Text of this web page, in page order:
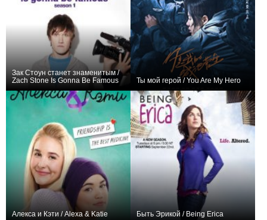
Зак Стоун станет знаменитым /
Zach Stone Is Gonna Be Famous
Ты мой герой / You Are My Hero
Алекса и Кэти / Alexa & Katie Быть Эрикой / Being Erica